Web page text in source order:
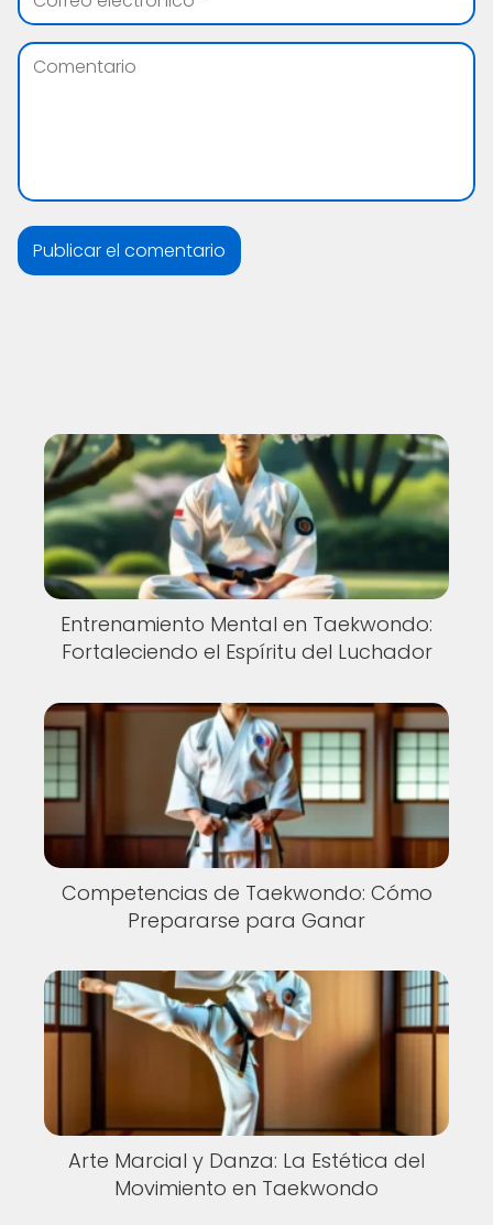
Entrenamiento Mental en Taekwondo:
Fortaleciendo el Espíritu del Luchador
Competencias de Taekwondo: Cómo
Prepararse para Ganar
Arte Marcial y Danza: La Estética del
Movimiento en Taekwondo